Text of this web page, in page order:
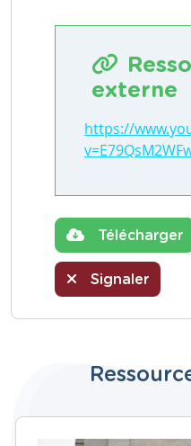
externe
https://
Télécharger
Signaler